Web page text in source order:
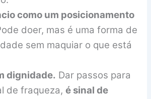
como um posicionamento
doer, mas é uma forma de
sem maquiar o que está
dignidade. Dar passos para
de fraqueza,é sinal de